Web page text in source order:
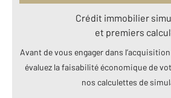
Crédit immobilier
et premiers
Avant de vous engager dans
évaluez la faisabilité économique de
nos calculettes de